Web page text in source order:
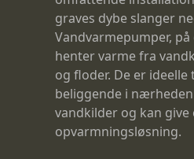
graves dybe slanger
Vandvarmepumper,
henter varme fra
og floder. De er
beliggende i
vandkilder og kan
opvarmningsløsning.